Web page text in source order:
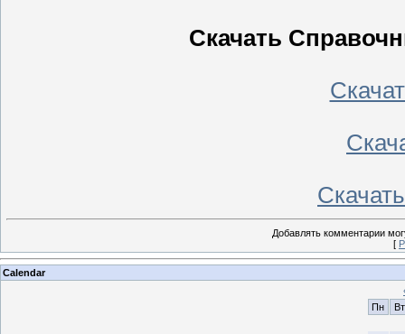
Скачать
Добавлять комментарии
[
Calendar
Пн
Вт